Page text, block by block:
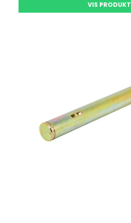
VIS PRODUKT